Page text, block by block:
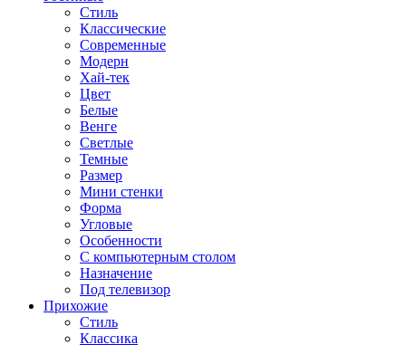
Стиль
Классические
Современные
Модерн
Хай-тек
Цвет
Белые
Венге
Светлые
Темные
Размер
Мини стенки
Форма
Угловые
Особенности
С компьютерным столом
Назначение
Под телевизор
Прихожие
Стиль
Классика